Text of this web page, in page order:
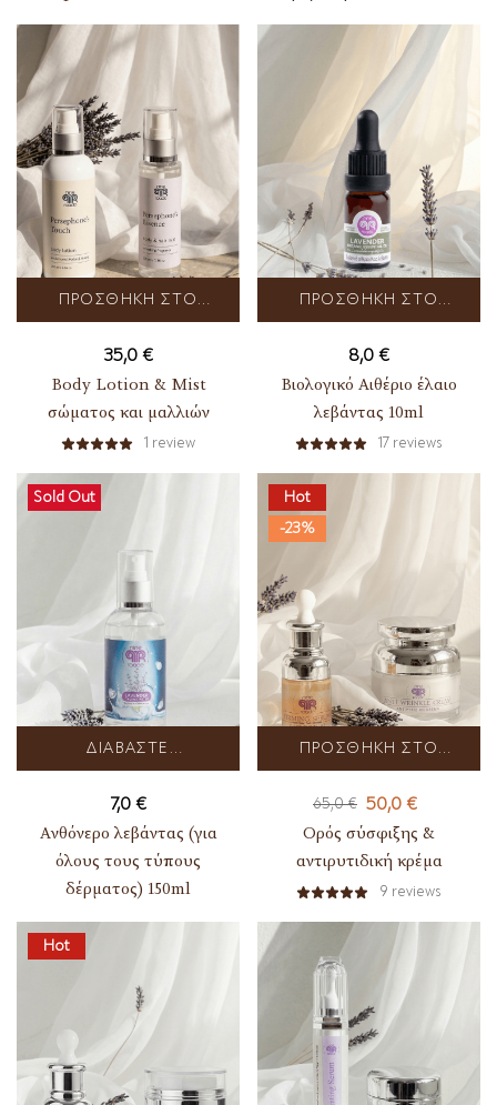
ΠΡΟΣΘΉΚΗ ΣΤΟ
35,0 €
Body Lotion & Mist
σώματος και μαλλιών
1 review
ΠΡΟΣΘΉΚΗ ΣΤΟ
8,0 €
Βιολογικό Αιθέριο έλαιο
λεβάντας 10ml
17 reviews
Sold Out
ΔΙΑΒΆΣΤΕ
7,0 €
Ανθόνερο λεβάντας (για
όλους τους τύπους
δέρματος) 150ml
Hot
-23%
ΠΡΟΣΘΉΚΗ ΣΤΟ
65,0€ 50,0 €
Ορός σύσφιξης &
αντιρυτιδική κρέμα
9 reviews
Hot